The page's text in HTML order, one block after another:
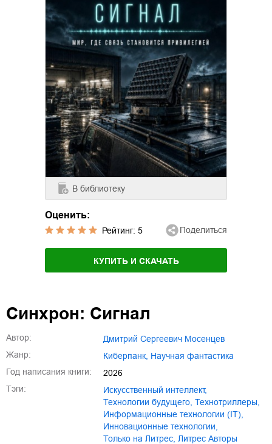
В библиотеку
Оценить:
Рейтинг: 5 Поделиться
КУПИТЬ И СКАЧАТЬ
Синхрон: Сигнал
Автор:
Дмитрий Сергеевич Мосенцев
Жанр:
киберпанк
научная фантастика
Год написания книги:
2026
Тэги:
искусственный интеллект,
технологии будущего
технотриллеры
информационные технологии (IT)
инновационные технологии
только на Литрес
Литрес Авторы